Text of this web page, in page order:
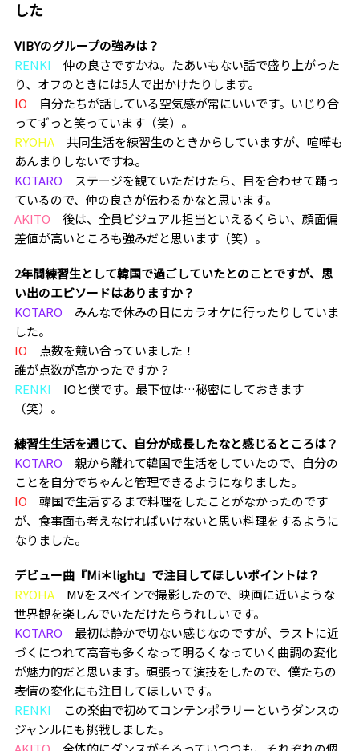
した
―――VIBYのグループの強みは？
RENKI 仲の良さですかね。たあいもない話で盛り上がった
り、オフのときには5人で出かけたりします。
IO 自分たちが話している空気感が常にいいです。いじり合
ってずっと笑っています（笑）。
RYOHA共同生活を練習生のときからしていますが、喧嘩も
あんまりしないですね。
KOTARO ステージを観ていただけたら、目を合わせて踊っ
ているので、仲の良さが伝わるかなと思います。
AKITO 後は、全員ビジュアル担当といえるくらい、顔面偏
差値が高いところも強みだと思います（笑）。
―――2年間練習生として韓国で過ごしていたとのことですが、思
い出のエピソードはありますか？
KOTARO みんなで休みの日にカラオケに行ったりしていま
した。
IO 点数を競い合っていました！
誰が点数が高かったですか？
RENKI IOと僕です。最下位は…秘密にしておきます
（笑）。
―――練習生生活を通じて、自分が成長したなと感じるところは？
KOTARO 親から離れて韓国で生活をしていたので、自分の
ことを自分でちゃんと管理できるようになりました。
IO 韓国で生活するまで料理をしたことがなかったのです
が、食事面も考えなければいけないと思い料理をするように
なりました。
―――デビュー曲『Mi＊light』で注目してほしいポイントは？
RYOHAMVをスペインで撮影したので、映画に近いような
世界観を楽しんでいただけたらうれしいです。
KOTARO 最初は静かで切ない感じなのですが、ラストに近
づくにつれて高音も多くなって明るくなっていく曲調の変化
が魅力的だと思います。頑張って演技をしたので、僕たちの
表情の変化にも注目してほしいです。
RENKI この楽曲で初めてコンテンポラリーというダンスの
ジャンルにも挑戦しました。